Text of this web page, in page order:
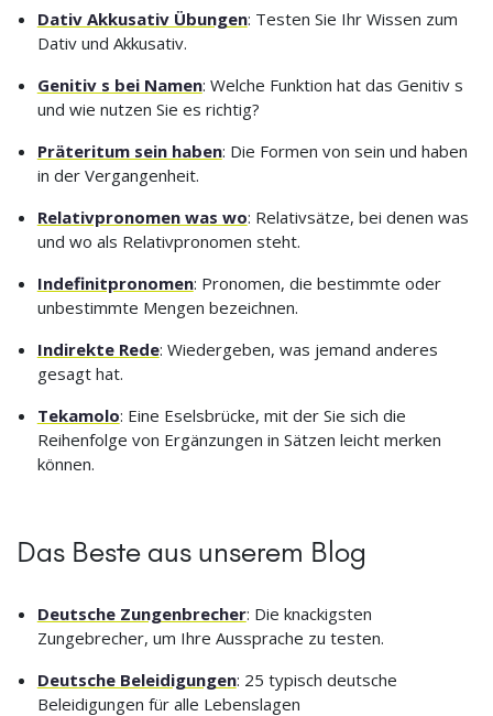
Dativ Akkusativ Übungen: Testen Sie Ihr Wissen zum
Dativ und Akkusativ.
Genitiv s bei Namen: Welche Funktion hat das Genitiv s
und wie nutzen Sie es richtig?
Präteritum sein haben: Die Formen von sein und haben
in der Vergangenheit.
Relativpronomen was wo: Relativsätze, bei denen was
und wo als Relativpronomen steht.
Indefinitpronomen: Pronomen, die bestimmte oder
unbestimmte Mengen bezeichnen.
Indirekte Rede: Wiedergeben, was jemand anderes
gesagt hat.
Tekamolo: Eine Eselsbrücke, mit der Sie sich die
Reihenfolge von Ergänzungen in Sätzen leicht merken
können.
Das Beste aus unserem Blog
Deutsche Zungenbrecher: Die knackigsten
Zungebrecher, um Ihre Aussprache zu testen.
Deutsche Beleidigungen: 25 typisch deutsche
Beleidigungen für alle Lebenslagen